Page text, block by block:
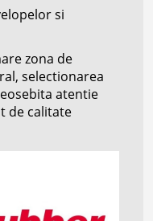
si
zona de
selectionarea
atentie
de calitate